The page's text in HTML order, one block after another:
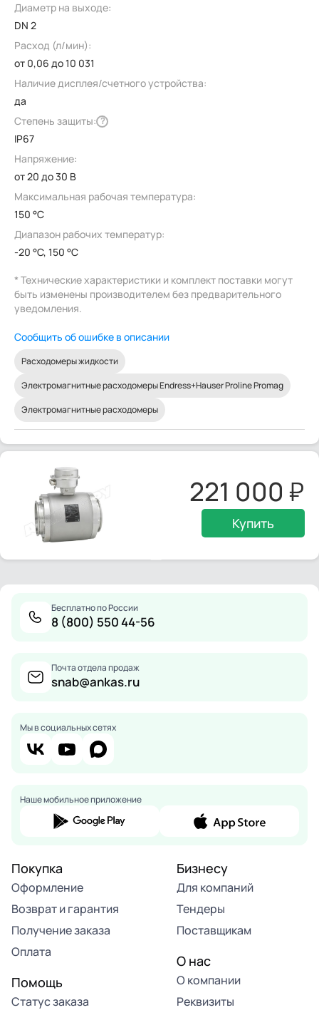
Диаметр на выходе:
DN 2
Расход (л/мин):
от 0,06 до 10 031
Наличие дисплея/счетного устройства:
да
Степень защиты: ?
IP67
Напряжение:
от 20 до 30 В
Максимальная рабочая температура:
150 °C
Диапазон рабочих температур:
-20 °C, 150 °C
* Технические характеристики и комплект поставки могут
быть изменены производителем без предварительного
уведомления.
Сообщить об ошибке в описании
Расходомеры жидкости
Электромагнитные расходомеры Endress+Hauser Proline Promag
Электромагнитные расходомеры
221 000
Купить
Бесплатно по России
8 (800) 550 44-56
Почта отдела продаж
snab@ankas.ru
Мы в социальных сетях
Наше мобильное приложение
Покупка
Оформление
Возврат и гарантия
Получение заказа
Оплата
Помощь
Статус заказа
Бизнесу
Для компаний
Тендеры
Поставщикам
О нас
О компании
Реквизиты